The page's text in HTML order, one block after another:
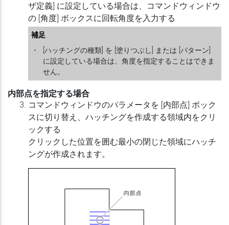
ザ定義] に設定している場合は、コマンドウィンドウ
の [角度] ボックスに回転角度を入力する
補足
・
[ハッチングの種類] を [塗りつぶし] または [パターン]
に設定している場合は、角度を指定することはできま
せん。
内部点を指定する場合
コマンドウィンドウのパラメータを [内部点] ボック
スに切り替え、ハッチングを作成する領域内をクリ
ックする
クリックした位置を囲む最小の閉じた領域にハッチ
ングが作成されます。